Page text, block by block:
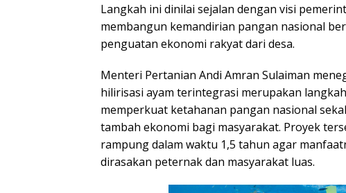
Langkah ini dinilai sejalan dengan visi
membangun kemandirian pangan nasional
penguatan ekonomi rakyat dari desa.
Menteri Pertanian Andi Amran Sulaiman
hilirisasi ayam terintegrasi merupakan
memperkuat ketahanan pangan nasional
tambah ekonomi bagi masyarakat. Proyek
rampung dalam waktu 1,5 tahun agar
dirasakan peternak dan masyarakat luas.